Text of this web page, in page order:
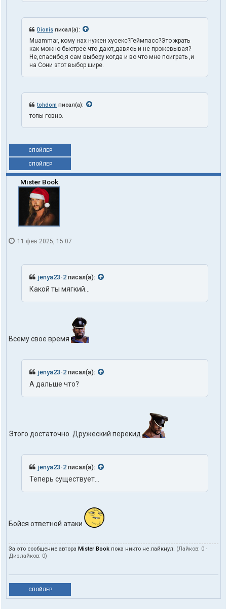
Dionis писал(а):
Muammar, кому нах нужен хусекс?Геймпасс?Это жрать
как можно быстрее что дают,давясь и не прожевывая?
Не,спасибо,я сам выберу когда и во что мне поиграть ,и
на Сони этот выбор шире.
tohdom писал(а):
топы говно.
СПОЙЛЕР
СПОЙЛЕР
Mister Book
11 фев 2025, 15:07
jenya23-2 писал(а):
Какой ты мягкий...
Всему свое время
jenya23-2 писал(а):
А дальше что?
Этого достаточно. Дружеский перекид
jenya23-2 писал(а):
Теперь существует...
Бойся ответной атаки
За это сообщение автора Mister Book пока никто не лайкнул. (Лайков: 0 ·
Дизлайков: 0)
СПОЙЛЕР